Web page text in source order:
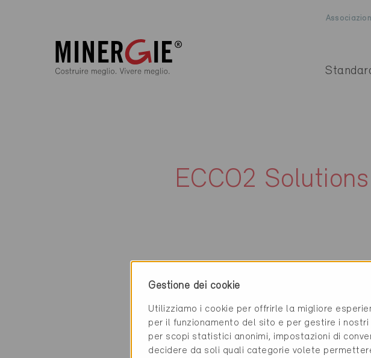
ECCO2
ECCO2 Solutions SA
Rt. André Piller 19
1762 Givisiez
Gestione dei cookie
Utilizziamo i cookie per offrirle la migliore
per il funzionamento del sito e per gestire i
per scopi statistici anonimi, impostazioni di
decidere da soli quali categorie volete